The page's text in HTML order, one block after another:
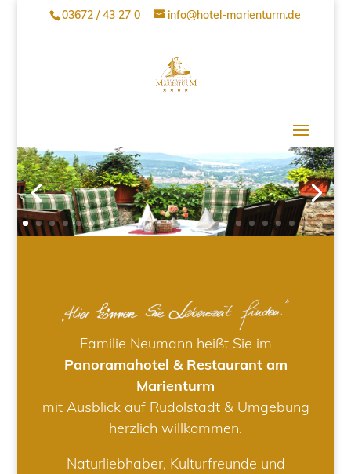
03672 / 43 27 0 info@hotel-marienturm.de
Familie Neumann heißt Sie im
Panoramahotel & Restaurant am
Marienturm
mit Ausblick auf Rudolstadt & Umgebung
herzlich willkommen.
Naturliebhaber, Kulturfreunde und